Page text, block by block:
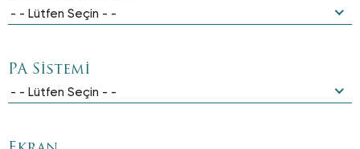
- - Lütfen Seçin - -
PA Sistemi
- - Lütfen Seçin - -